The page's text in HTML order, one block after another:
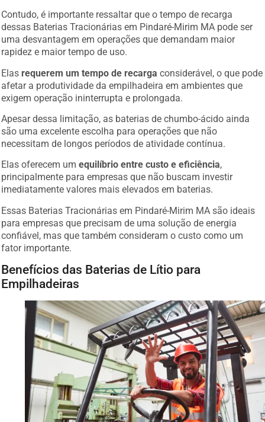
Contudo, é importante ressaltar que o tempo de recarga
dessas Baterias Tracionárias em Pindaré-Mirim MA pode ser
uma desvantagem em operações que demandam maior
rapidez e maior tempo de uso.
Elas requerem um tempo de recarga considerável, o que pode
afetar a produtividade da empilhadeira em ambientes que
exigem operação ininterrupta e prolongada.
Apesar dessa limitação, as baterias de chumbo-ácido ainda
são uma excelente escolha para operações que não
necessitam de longos períodos de atividade contínua.
Elas oferecem umequilíbrio entre custo e eficiência,
principalmente para empresas que não buscam investir
imediatamente valores mais elevados em baterias.
Essas Baterias Tracionárias em Pindaré-Mirim MA são ideais
para empresas que precisam de uma solução de energia
confiável, mas que também consideram o custo como um
fator importante.
Benefícios das Baterias de Lítio para
Empilhadeiras